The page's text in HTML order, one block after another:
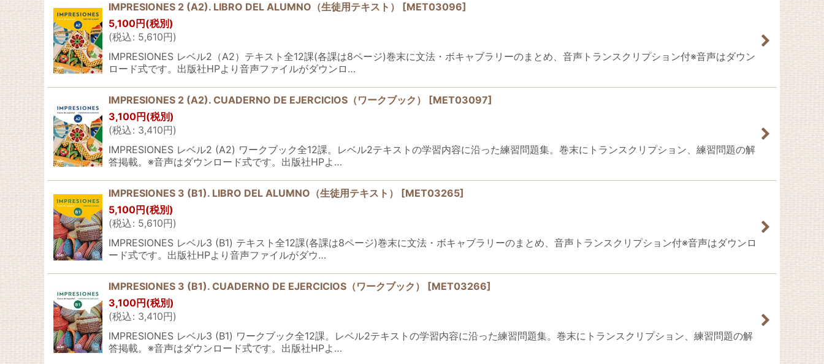
IMPRESIONES 2 (A2). LIBRO DEL ALUMNO（生徒用テキスト） [MET03096]
5,100円 (税別)
(税込: 5,610円)
IMPRESIONES レベル2（A2）テキスト全12課(各課は8ページ)巻末に文法・ボキャブラリーのまとめ、音声トランスクリプション付※音声はダウン
ロード式です。出版社HPより音声ファイルがダウンロ…
IMPRESIONES 2 (A2). CUADERNO DE EJERCICIOS（ワークブック） [MET03097]
3,100円 (税別)
(税込: 3,410円)
IMPRESIONES レベル2 (A2) ワークブック全12課。レベル2テキストの学習内容に沿った練習問題集。巻末にトランスクリプション、練習問題の解
答掲載。※音声はダウンロード式です。出版社HPよ…
IMPRESIONES 3 (B1). LIBRO DEL ALUMNO（生徒用テキスト） [MET03265]
5,100円 (税別)
(税込: 5,610円)
IMPRESIONES レベル3 (B1) テキスト全12課(各課は8ページ)巻末に文法・ボキャブラリーのまとめ、音声トランスクリプション付※音声はダウンロ
ード式です。出版社HPより音声ファイルがダウ…
IMPRESIONES 3 (B1). CUADERNO DE EJERCICIOS（ワークブック） [MET03266]
3,100円 (税別)
(税込: 3,410円)
IMPRESIONES レベル3 (B1) ワークブック全12課。レベル2テキストの学習内容に沿った練習問題集。巻末にトランスクリプション、練習問題の解
答掲載。※音声はダウンロード式です。出版社HPよ…